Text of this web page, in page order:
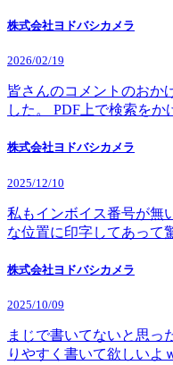
株式会社ヨドバシカメラ
2026/02/19
皆さんのコメントのおか
した。 PDF上で検索を
株式会社ヨドバシカメラ
2025/12/10
私もインボイス番号が無
な位置に印字してあって
株式会社ヨドバシカメラ
2025/10/09
まじで書いてないと思っ
りやすく書いて欲しいよ